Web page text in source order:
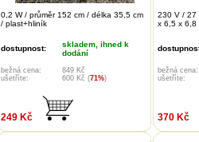
0,2 W / průměr 152 cm / délka 35,5 cm
/ plast+hliník
dostupnost:
skladem, ihned k
dodání
bežná cena:
849 Kč
ušetříte:
600 Kč (71%)
249 Kč
230 V / 27
x 6,5 x 6,8
bežná cena:
ušetříte:
370 Kč